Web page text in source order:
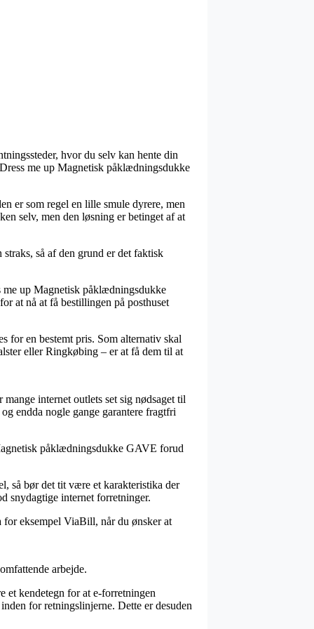
hvor du selv kan hente din
me up Magnetisk påklædningsdukke
er som regel en lille smule dyrere, men
selv, men den løsning er betinget af at
så af den grund er det faktisk
me up Magnetisk påklædningsdukke
at nå at få bestillingen på posthuset
for en bestemt pris. Som alternativ skal
eller Ringkøbing – er at få dem til at
internet outlets set sig nødsaget til
endda nogle gange garantere fragtfri
påklædningsdukke GAVE forud
så bør det tit være et karakteristika der
snydagtige internet forretninger.
eksempel ViaBill, når du ønsker at
arbejde.
kendetegn for at e-forretningen
for retningslinjerne. Dette er desuden